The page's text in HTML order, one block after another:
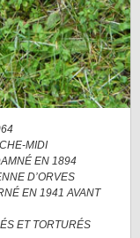
MIDI
EN 1894
D’ORVES
EN 1941 AVANT
ET TORTURÉS